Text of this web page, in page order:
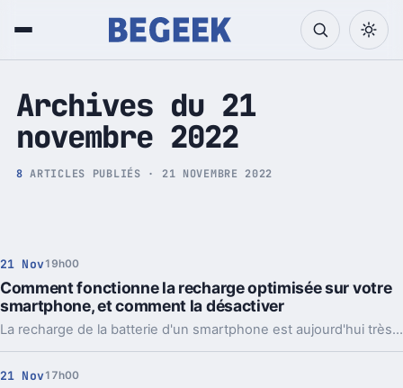
Tech et Pop culture
Archives du 21
novembre 2022
8 ARTICLES PUBLIÉS · 21 NOVEMBRE 2022
21 Nov19h00
Comment fonctionne la recharge optimisée sur votre
smartphone, et comment la désactiver
La recharge de la batterie d'un smartphone est aujourd'hui très intelligente. Ceci pour préserver sa durée de vie. Mais cette fonction peut être désactivée.
21 Nov17h00